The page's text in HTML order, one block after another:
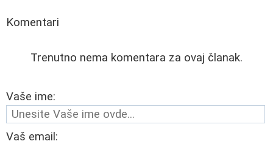
Komentari
Trenutno nema komentara za ovaj članak.
Vaše ime:
Vaš email: